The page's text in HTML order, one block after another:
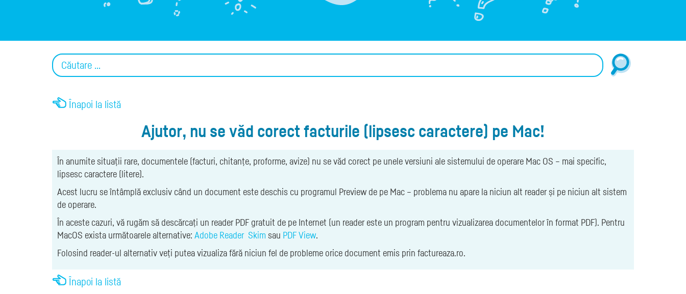
Înapoi la listă
Ajutor, nu se văd corect facturile (lipsesc caractere) pe Mac!
În anumite situații rare, documentele (facturi, chitanțe, proforme, avize) nu se văd corect pe unele versiuni ale sistemului de operare Mac OS – mai specific,
lipsesc caractere (litere).
Acest lucru se întâmplă exclusiv când un document este deschis cu programul Preview de pe Mac – problema nu apare la niciun alt reader și pe niciun alt sistem
de operare.
În aceste cazuri, vă rugăm să descărcați un reader PDF gratuit de pe Internet (un reader este un program pentru vizualizarea documentelor în format PDF). Pentru
MacOS exista următoarele alternative: Adobe Reader Skim sau PDF View.
Folosind reader-ul alternativ veți putea vizualiza fără niciun fel de probleme orice document emis prin factureaza.ro.
Înapoi la listă